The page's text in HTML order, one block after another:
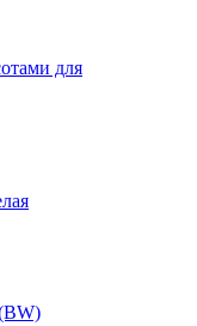
для